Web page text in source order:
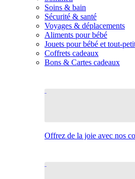
Soins & bain
Sécurité & santé
Voyages & déplacements
Aliments pour bébé
Jouets pour bébé et tout-
Coffrets cadeaux
Bons & Cartes cadeaux
Offrez de la joie avec nos